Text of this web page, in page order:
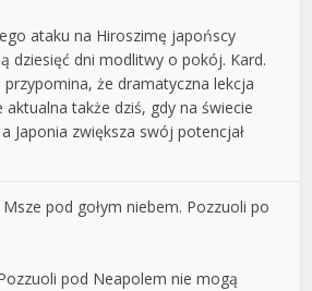
ataku na Hiroszimę japońscy
dziesięć dni modlitwy o pokój. Kard.
przypomina, że dramatyczna lekcja
także dziś, gdy na świecie
Japonia zwiększa swój potencjał
pod gołym niebem. Pozzuoli po
pod Neapolem nie mogą